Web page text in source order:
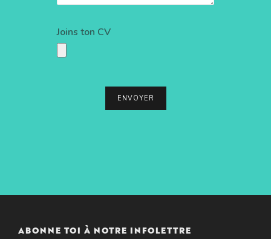
Joins ton CV
ENVOYER
ABONNE TOI À NOTRE INFOLETTRE